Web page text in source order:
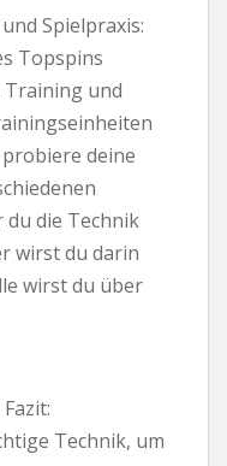
Spielpraxis:
Topspins
und
deine
du die Technik
wirst du darin
wirst du über
Technik, um